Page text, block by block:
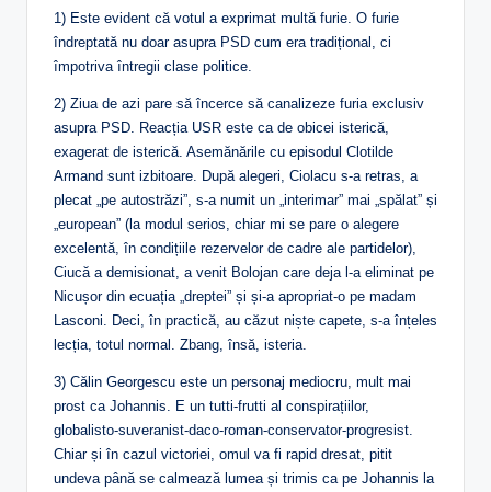
1) Este evident că votul a exprimat multă furie. O furie
îndreptată nu doar asupra PSD cum era tradițional, ci
împotriva întregii clase politice.
2) Ziua de azi pare să încerce să canalizeze furia exclusiv
asupra PSD. Reacția USR este ca de obicei isterică,
exagerat de isterică. Asemănările cu episodul Clotilde
Armand sunt izbitoare. După alegeri, Ciolacu s-a retras, a
plecat „pe autostrăzi”, s-a numit un „interimar” mai „spălat” și
„european” (la modul serios, chiar mi se pare o alegere
excelentă, în condițiile rezervelor de cadre ale partidelor),
Ciucă a demisionat, a venit Bolojan care deja l-a eliminat pe
Nicușor din ecuația „dreptei” și și-a apropriat-o pe madam
Lasconi. Deci, în practică, au căzut niște capete, s-a înțeles
lecția, totul normal. Zbang, însă, isteria.
3) Călin Georgescu este un personaj mediocru, mult mai
prost ca Johannis. E un tutti-frutti al conspirațiilor,
globalisto-suveranist-daco-roman-conservator-progresist.
Chiar și în cazul victoriei, omul va fi rapid dresat, pitit
undeva până se calmează lumea și trimis ca pe Johannis la